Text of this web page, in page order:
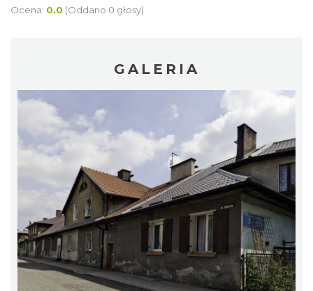
Ocena: 0.0 (Oddano 0 głosy)
GALERIA